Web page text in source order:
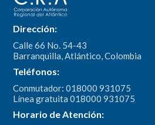
Dirección:
Calle 66 No. 54-43
Barranquilla, Atlántico, Colombia
Teléfonos:
Conmutador: 018000 931075
Línea gratuita 018000 931075
Horario de Atención: